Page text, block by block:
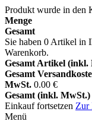
Produkt wurde in den
Menge
Gesamt
Sie haben 0 Artikel in
Warenkorb.
Gesamt Artikel (inkl.
Gesamt
MwSt. 0.00 €
Gesamt (inkl. MwSt.)
Einkauf fortsetzen Zur
Menü